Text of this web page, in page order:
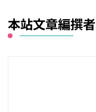
本站文章編撰者